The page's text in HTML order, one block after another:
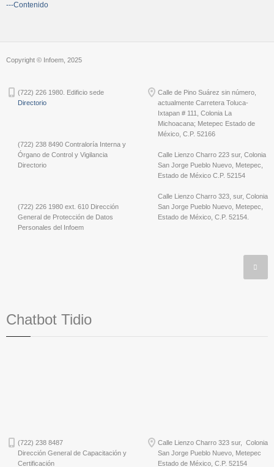
---Contenido
Copyright © Infoem, 2025
(722) 226 1980. Edificio sede
Directorio
(722) 238 8490 Contraloría Interna y
Órgano de Control y Vigilancia
Directorio
(722) 226 1980 ext. 610 Dirección
General de Protección de Datos
Personales del Infoem
Calle de Pino Suárez sin número,
actualmente Carretera Toluca-
Ixtapan # 111, Colonia La
Michoacana; Metepec Estado de
México, C.P. 52166
Calle Lienzo Charro 223 sur, Colonia
San Jorge Pueblo Nuevo, Metepec,
Estado de México C.P. 52154
Calle Lienzo Charro 323, sur, Colonia
San Jorge Pueblo Nuevo, Metepec,
Estado de México, C.P. 52154.
Chatbot Tidio
(722) 238 8487
Dirección General de Capacitación y
Certificación
Calle Lienzo Charro 323 sur, Colonia
San Jorge Pueblo Nuevo, Metepec
Estado de México, C.P. 52154